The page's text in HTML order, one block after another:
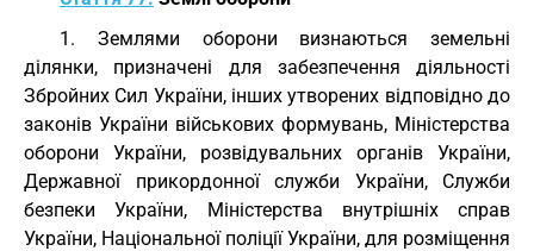
1. Землями оборони визнаються земельні
ділянки, призначені для забезпечення діяльності
Збройних Сил України, інших утворених відповідно до
законів України військових формувань, Міністерства
оборони України, розвідувальних органів України,
Державної прикордонної служби України, Служби
безпеки України, Міністерства внутрішніх справ
України, Національної поліції України, для розміщення